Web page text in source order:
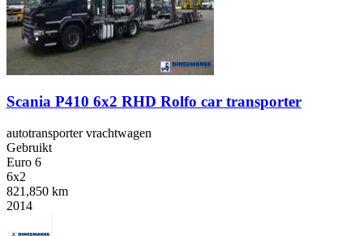
Scania P410 6x2 RHD Rolfo car transporter
autotransporter vrachtwagen
Gebruikt
Euro 6
6x2
821,850 km
2014